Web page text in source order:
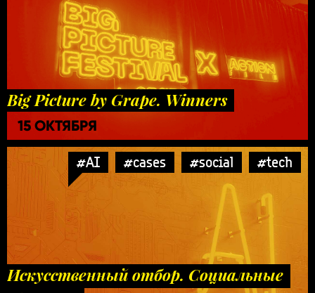
Big Picture by Grape. Winners
15 ОКТЯБРЯ
#AI #cases #social #tech
Искусственный отбор. Социальные